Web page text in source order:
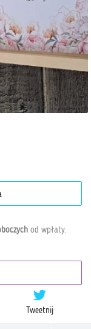
od wpłaty.
Tweetnij